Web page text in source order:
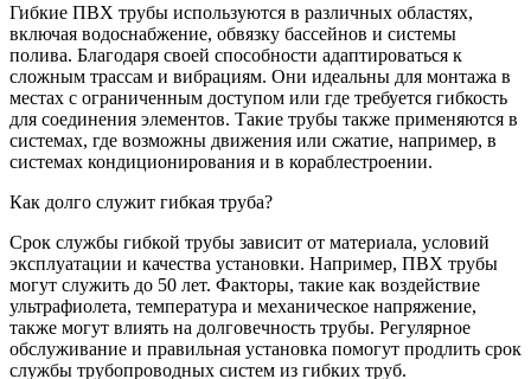
Гибкие ПВХ трубы используются в различных областях,
включая водоснабжение, обвязку бассейнов и системы
полива. Благодаря своей способности адаптироваться к
сложным трассам и вибрациям. Они идеальны для монтажа в
местах с ограниченным доступом или где требуется гибкость
для соединения элементов. Такие трубы также применяются в
системах, где возможны движения или сжатие, например, в
системах кондиционирования и в кораблестроении.
Как долго служит гибкая труба?
Срок службы гибкой трубы зависит от материала, условий
эксплуатации и качества установки. Например, ПВХ трубы
могут служить до 50 лет. Факторы, такие как воздействие
ультрафиолета, температура и механическое напряжение,
также могут влиять на долговечность трубы. Регулярное
обслуживание и правильная установка помогут продлить срок
службы трубопроводных систем из гибких труб.